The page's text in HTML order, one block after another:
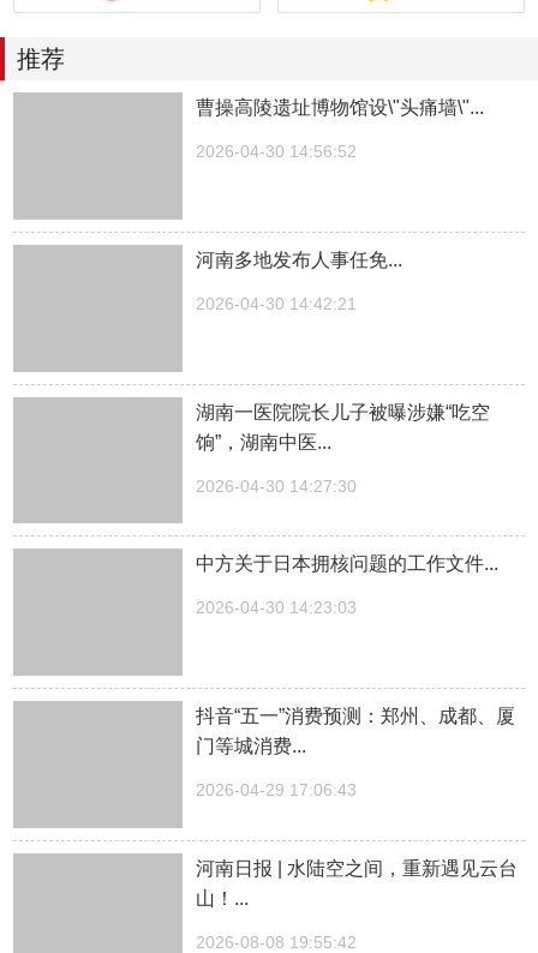
推荐
曹操高陵遗址博物馆设\"头痛墙\"...
2026-04-30 14:56:52
河南多地发布人事任免...
2026-04-30 14:42:21
湖南一医院院长儿子被曝涉嫌“吃空
饷”，湖南中医...
2026-04-30 14:27:30
中方关于日本拥核问题的工作文件...
2026-04-30 14:23:03
抖音“五一”消费预测：郑州、成都、厦
门等城消费...
2026-04-29 17:06:43
河南日报 | 水陆空之间，重新遇见云台
山！...
2026-08-08 19:55:42